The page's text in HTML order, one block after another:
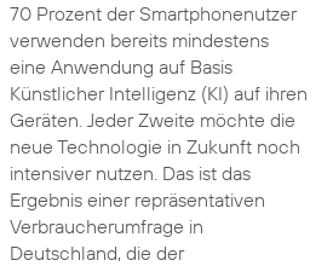
70 Prozent der Smartphonenutzer
verwenden bereits mindestens
eine Anwendung auf Basis
Künstlicher Intelligenz (KI) auf ihren
Geräten. Jeder Zweite möchte die
neue Technologie in Zukunft noch
intensiver nutzen. Das ist das
Ergebnis einer repräsentativen
Verbraucherumfrage in
Deutschland, die der